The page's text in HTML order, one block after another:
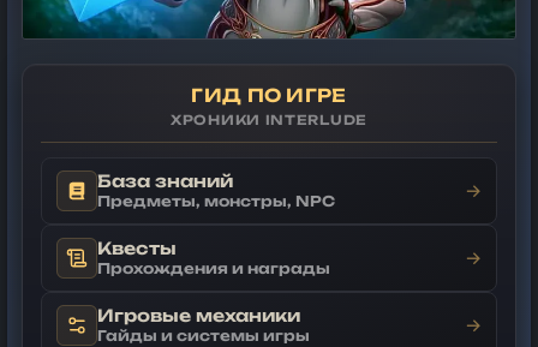
ГИД ПО ИГРЕ
ХРОНИКИ INTERLUDE
База знаний
Предметы, монстры, NPC →
Квесты
Прохождения и награды →
Игровые механики
Гайды и системы игры →